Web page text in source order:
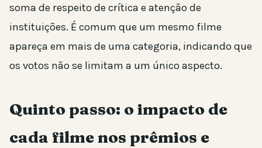
soma de respeito de crítica e atenção de
instituições. É comum que um mesmo filme
apareça em mais de uma categoria, indicando que
os votos não se limitam a um único aspecto.
Quinto passo: o impacto de
cada filme nos prêmios e